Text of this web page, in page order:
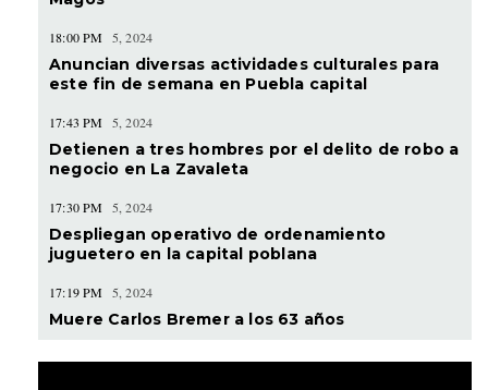
18:00 PM 5, 2024
Anuncian diversas actividades culturales para
este fin de semana en Puebla capital
17:43 PM 5, 2024
Detienen a tres hombres por el delito de robo a
negocio en La Zavaleta
17:30 PM 5, 2024
Despliegan operativo de ordenamiento
juguetero en la capital poblana
17:19 PM 5, 2024
Muere Carlos Bremer a los 63 años